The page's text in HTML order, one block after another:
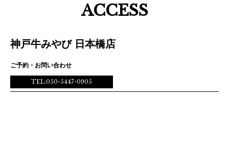
ACCESS
神戸牛みやび 日本橋店
ご予約・お問い合わせ
TEL:050-5447-0905